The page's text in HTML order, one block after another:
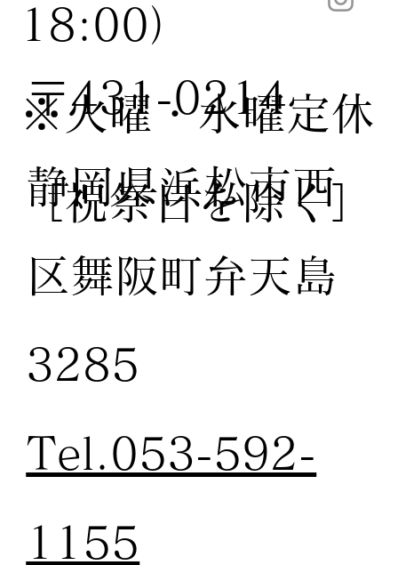
18:00）
※火曜・水曜定休
［祝祭日を除く］
〒431-0214
静岡県浜松市西
区舞阪町弁天島
3285
Tel.053-592-
1155